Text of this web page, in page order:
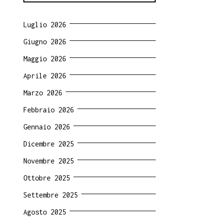
Luglio 2026
Giugno 2026
Maggio 2026
Aprile 2026
Marzo 2026
Febbraio 2026
Gennaio 2026
Dicembre 2025
Novembre 2025
Ottobre 2025
Settembre 2025
Agosto 2025